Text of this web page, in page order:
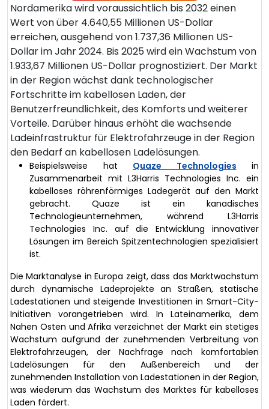
Nordamerika wird voraussichtlich bis 2032 einen
Wert von über 4.640,55 Millionen US-Dollar
erreichen, ausgehend von 1.737,36 Millionen US-
Dollar im Jahr 2024. Bis 2025 wird ein Wachstum von
1.933,67 Millionen US-Dollar prognostiziert. Der Markt
in der Region wächst dank technologischer
Fortschritte im kabellosen Laden, der
Benutzerfreundlichkeit, des Komforts und weiterer
Vorteile. Darüber hinaus erhöht die wachsende
Ladeinfrastruktur für Elektrofahrzeuge in der Region
den Bedarf an kabellosen Ladelösungen.
Beispielsweise hat Quaze Technologies in
Zusammenarbeit mit L3Harris Technologies Inc. ein
kabelloses röhrenförmiges Ladegerät auf den Markt
gebracht. Quaze ist ein kanadisches
Technologieunternehmen, während L3Harris
Technologies Inc. auf die Entwicklung innovativer
Lösungen im Bereich Spitzentechnologien spezialisiert
ist.
Die Marktanalyse in Europa zeigt, dass das Marktwachstum
durch dynamische Ladeprojekte an Straßen, statische
Ladestationen und steigende Investitionen in Smart-City-
Initiativen vorangetrieben wird. In Lateinamerika, dem
Nahen Osten und Afrika verzeichnet der Markt ein stetiges
Wachstum aufgrund der zunehmenden Verbreitung von
Elektrofahrzeugen, der Nachfrage nach komfortablen
Ladelösungen für den Außenbereich und der
zunehmenden Installation von Ladestationen in der Region,
was wiederum das Wachstum des Marktes für kabelloses
Laden fördert.